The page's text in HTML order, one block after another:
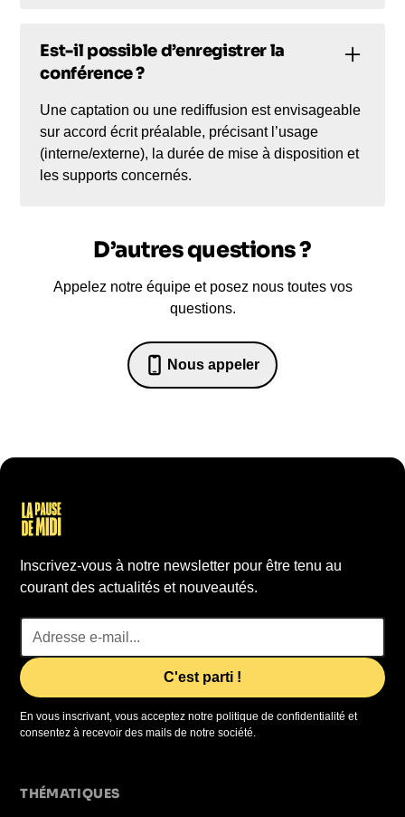
Est-il possible d’enregistrer la
conférence ?
Une captation ou une rediffusion est envisageable
sur accord écrit préalable, précisant l’usage
(interne/externe), la durée de mise à disposition et
les supports concernés.
D’autres questions ?
Appelez notre équipe et posez nous toutes vos
questions.
Nous appeler
07 82 68 65 18
Inscrivez-vous à notre newsletter pour être tenu au
courant des actualités et nouveautés.
En vous inscrivant, vous acceptez notre politique de confidentialité et
consentez à recevoir des mails de notre société.
THÉMATIQUES